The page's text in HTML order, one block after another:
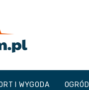
I WYGODA OGRÓD